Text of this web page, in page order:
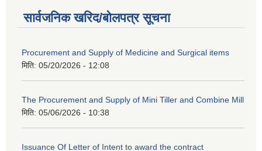
सार्वजनिक खरिद/बोलपत्र सूचना
Procurement and Supply of Medicine and Surgical items
मिति: 05/20/2026 - 12:08
The Procurement and Supply of Mini Tiller and Combine Mill
मिति: 05/06/2026 - 10:38
Issuance Of Letter of Intent to award the contract